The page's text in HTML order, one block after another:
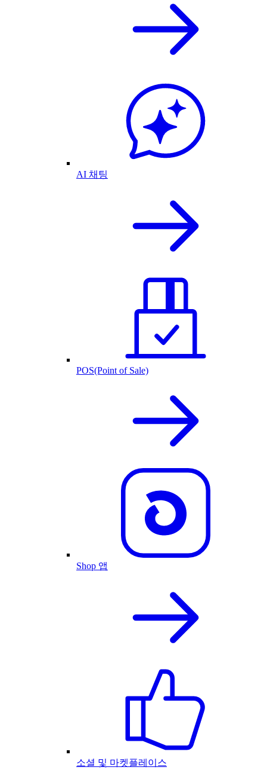
AI 채팅
POS(Point of Sale)
Shop 앱
소셜 및 마켓플레이스